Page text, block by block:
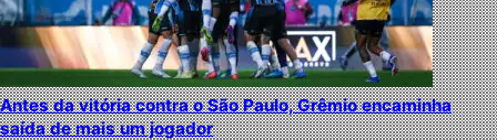
Antes da vitória contra o São Paulo, Grêmio encaminha
saída de mais um jogador